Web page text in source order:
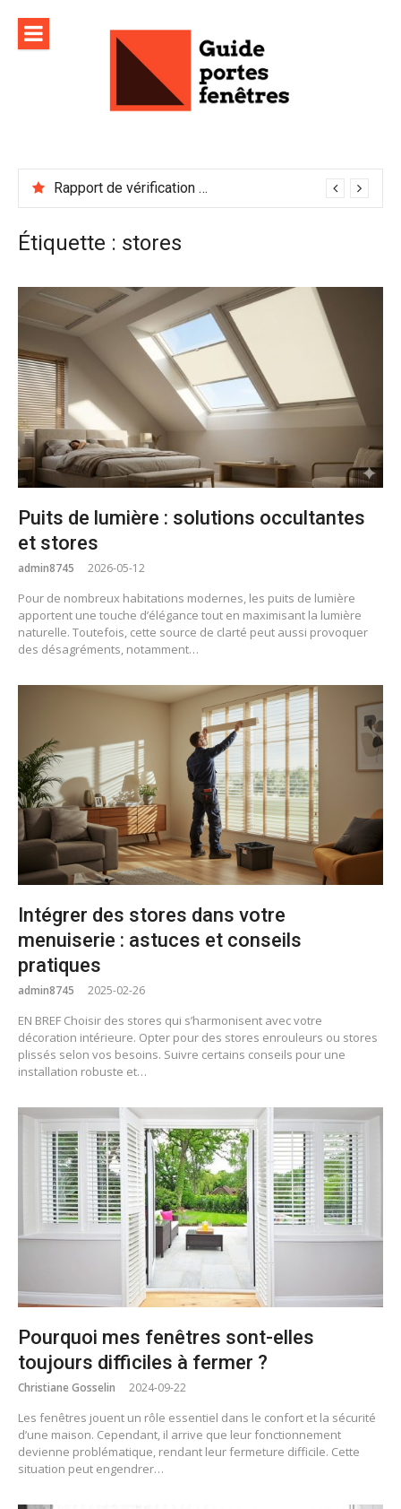
contenu
Rapport de vérification sécurité : à conserver précieusement
Étiquette : stores
Puits de lumière : solutions occultantes
et stores
admin8745 2026-05-12
Pour de nombreux habitations modernes, les puits de lumière
apportent une touche d’élégance tout en maximisant la lumière
naturelle. Toutefois, cette source de clarté peut aussi provoquer
des désagréments, notamment…
Intégrer des stores dans votre
menuiserie : astuces et conseils
pratiques
admin8745 2025-02-26
EN BREF Choisir des stores qui s’harmonisent avec votre
décoration intérieure. Opter pour des stores enrouleurs ou stores
plissés selon vos besoins. Suivre certains conseils pour une
installation robuste et…
Pourquoi mes fenêtres sont-elles
toujours difficiles à fermer ?
Christiane Gosselin 2024-09-22
Les fenêtres jouent un rôle essentiel dans le confort et la sécurité
d’une maison. Cependant, il arrive que leur fonctionnement
devienne problématique, rendant leur fermeture difficile. Cette
situation peut engendrer…